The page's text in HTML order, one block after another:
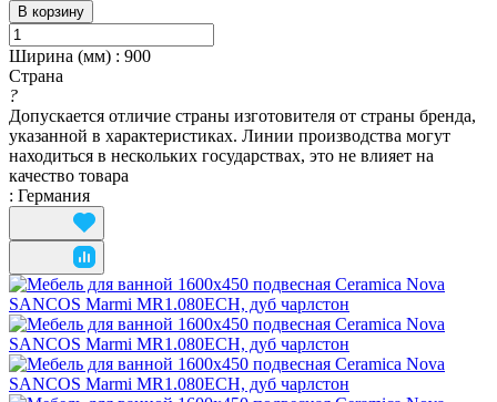
В корзину
Ширина (мм) : 900
Страна
?
Допускается отличие страны изготовителя от страны бренда,
указанной в характеристиках. Линии производства могут
находиться в нескольких государствах, это не влияет на
качество товара
: Германия